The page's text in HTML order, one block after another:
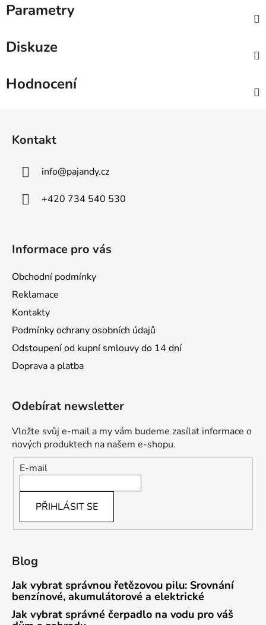
Parametry
Diskuze
Hodnocení
Kontakt
info@pajandy.cz
+420 734 540 530
Informace pro vás
Obchodní podmínky
Reklamace
Kontakty
Podmínky ochrany osobních údajů
Odstoupení od kupní smlouvy do 14 dní
Doprava a platba
Odebírat newsletter
Vložte svůj e-mail a my vám budeme zasílat informace o
nových produktech na našem e-shopu.
E-mail
PŘIHLÁSIT SE
Blog
Jak vybrat správnou řetězovou pilu: Srovnání
benzínové, akumulátorové a elektrické
Jak vybrat správné čerpadlo na vodu pro váš